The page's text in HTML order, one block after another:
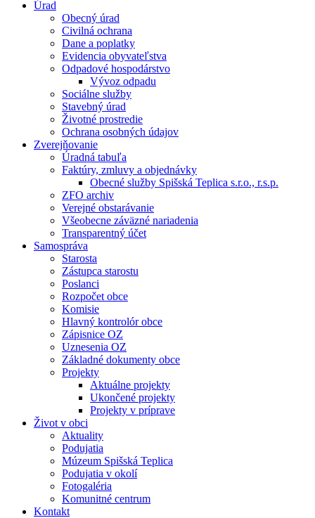
Úrad
Obecný úrad
Civilná ochrana
Dane a poplatky
Evidencia obyvateľstva
Odpadové hospodárstvo
Vývoz odpadu
Sociálne služby
Stavebný úrad
Životné prostredie
Ochrana osobných údajov
Zverejňovanie
Úradná tabuľa
Faktúry, zmluvy a objednávky
Obecné služby Spišská Teplica s.r.o., r.s.p.
ZFO archiv
Verejné obstarávanie
Všeobecne záväzné nariadenia
Transparentný účet
Samospráva
Starosta
Zástupca starostu
Poslanci
Rozpočet obce
Komisie
Hlavný kontrolór obce
Zápisnice OZ
Uznesenia OZ
Základné dokumenty obce
Projekty
Aktuálne projekty
Ukončené projekty
Projekty v príprave
Život v obci
Aktuality
Podujatia
Múzeum Spišská Teplica
Podujatia v okolí
Fotogaléria
Komunitné centrum
Kontakt